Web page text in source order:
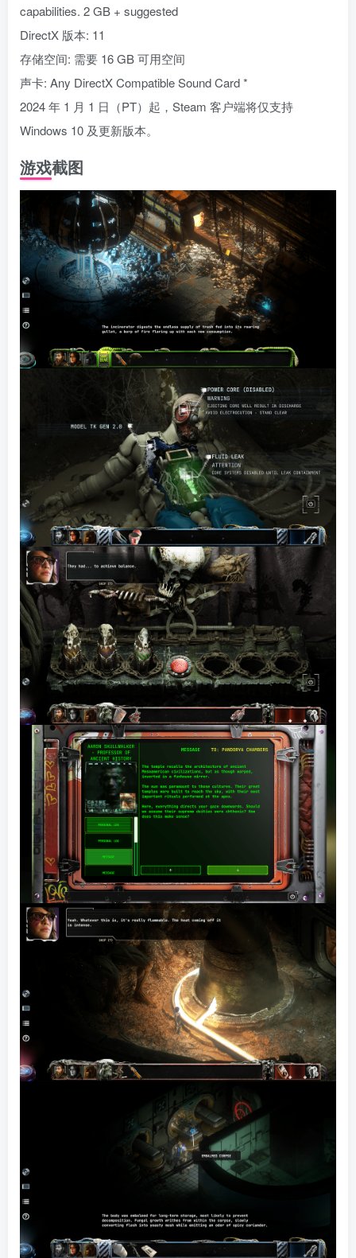
capabilities. 2 GB + suggested
DirectX 版本: 11
存储空间: 需要 16 GB 可用空间
声卡: Any DirectX Compatible Sound Card *
2024 年 1 月 1 日（PT）起，Steam 客户端将仅支持
Windows 10 及更新版本。
游戏截图